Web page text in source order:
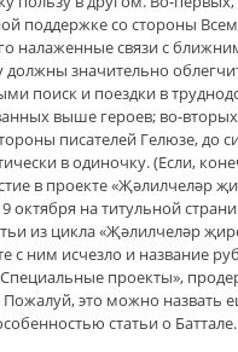
поддержке со стороны
налаженные связи с
должны значительно
поиск и поездки в
выше героев; во-
писателей Гелюзе, до
в одиночку. (Если,
в проекте «Җәлилчеләр
октября на титульной
из цикла «Җәлилчеләр
с ним исчезло и название
проекты»,
Пожалуй, это можно назвать
статьи о